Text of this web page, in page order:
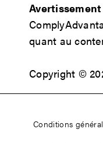
Avertissement
quant au
Copyright ©
Conditions